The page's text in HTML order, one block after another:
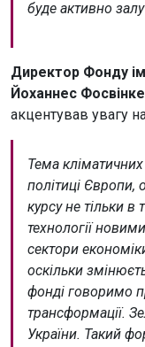
буде активно
Директор Фонду
Йоханнес
акцентував увагу
Тема
політиці Європи,
курсу не тільки в
технології
сектори
оскільки
фонді говоримо
трансформації.
України. Такий